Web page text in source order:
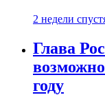
2 недели
Глава
году